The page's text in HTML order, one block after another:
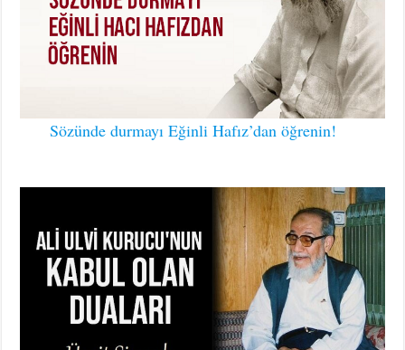
Sözünde durmayı Eğinli Hafız’dan öğrenin!